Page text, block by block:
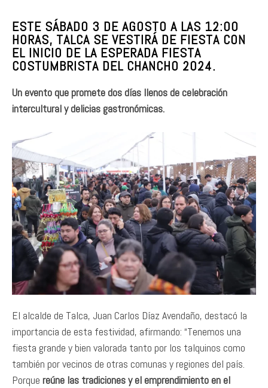
ESTE SÁBADO 3 DE AGOSTO A LAS 12:00
HORAS, TALCA SE VESTIRÁ DE FIESTA CON
EL INICIO DE LA ESPERADA FIESTA
COSTUMBRISTA DEL CHANCHO 2024.
Un evento que promete dos días llenos de celebración
intercultural y delicias gastronómicas.
El alcalde de Talca, Juan Carlos Díaz Avendaño, destacó la
importancia de esta festividad, afirmando: “Tenemos una
fiesta grande y bien valorada tanto por los talquinos como
también por vecinos de otras comunas y regiones del país.
Porque reúne las tradiciones y el emprendimiento en el